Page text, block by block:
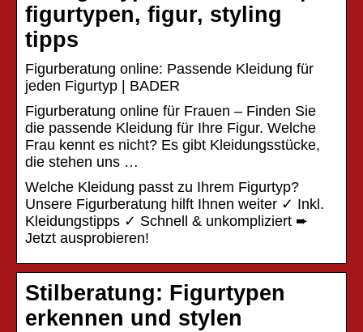
figurtypen, figur, styling
tipps
Figurberatung online: Passende Kleidung für
jeden Figurtyp | BADER
Figurberatung online für Frauen – Finden Sie
die passende Kleidung für Ihre Figur. Welche
Frau kennt es nicht? Es gibt Kleidungsstücke,
die stehen uns …
Welche Kleidung passt zu Ihrem Figurtyp?
Unsere Figurberatung hilft Ihnen weiter ✓ Inkl.
Kleidungstipps ✓ Schnell & unkompliziert ➨
Jetzt ausprobieren!
Stilberatung: Figurtypen
erkennen und stylen